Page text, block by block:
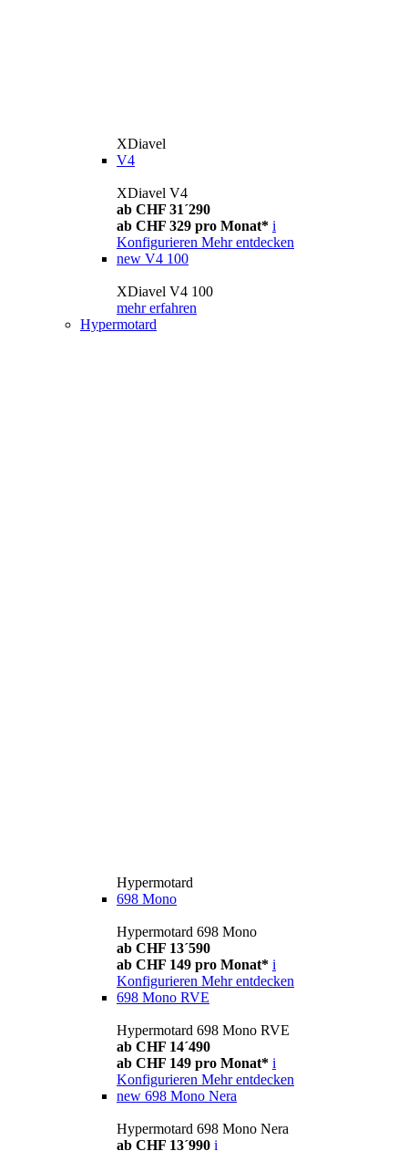
XDiavel
V4
XDiavel V4
ab CHF 31´290
ab CHF 329 pro Monat* i
Konfigurieren Mehr entdecken
new V4 100
XDiavel V4 100
mehr erfahren
Hypermotard
Hypermotard
698 Mono
Hypermotard 698 Mono
ab CHF 13´590
ab CHF 149 pro Monat* i
Konfigurieren Mehr entdecken
698 Mono RVE
Hypermotard 698 Mono RVE
ab CHF 14´490
ab CHF 149 pro Monat* i
Konfigurieren Mehr entdecken
new 698 Mono Nera
Hypermotard 698 Mono Nera
ab CHF 13´990 i